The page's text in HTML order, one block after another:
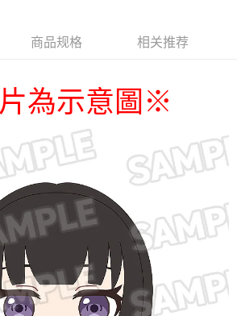
商品规格 相关推荐
為示意圖 ※